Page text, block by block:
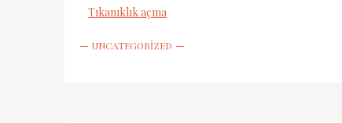
Tıkanıklık açma
UNCATEGORIZED